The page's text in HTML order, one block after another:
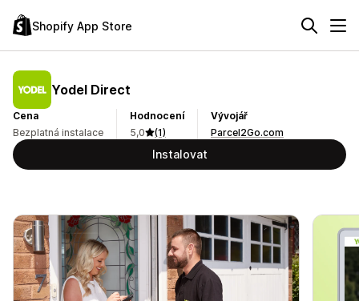
Shopify App Store
Yodel Direct
Cena
Bezplatná instalace
Hodnocení
5,0
(1)
Vývojář
Parcel2Go.com
Instalovat